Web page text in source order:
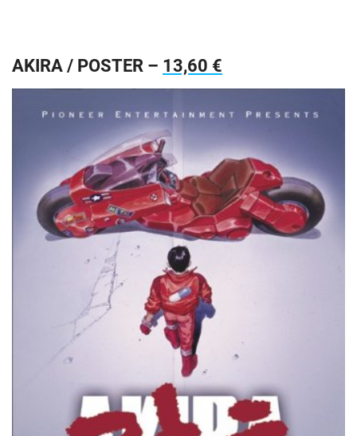
AKIRA / POSTER – 13,60 €